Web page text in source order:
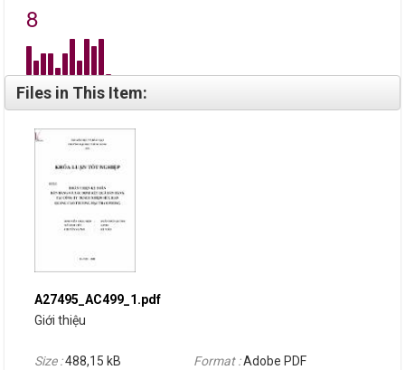
8
Files in This Item:
A27495_AC499_1.pdf
Giới thiệu
Size :488,15 kB Format :Adobe PDF